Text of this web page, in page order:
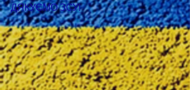
ДЯКУЄМО ЗСУ!